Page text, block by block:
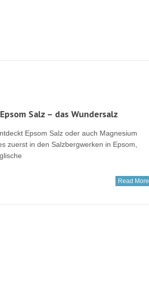
Epsom Salz – das Wundersalz
Epsom Salz oder auch Magnesium
zuerst in den Salzbergwerken in Epsom,
Read More